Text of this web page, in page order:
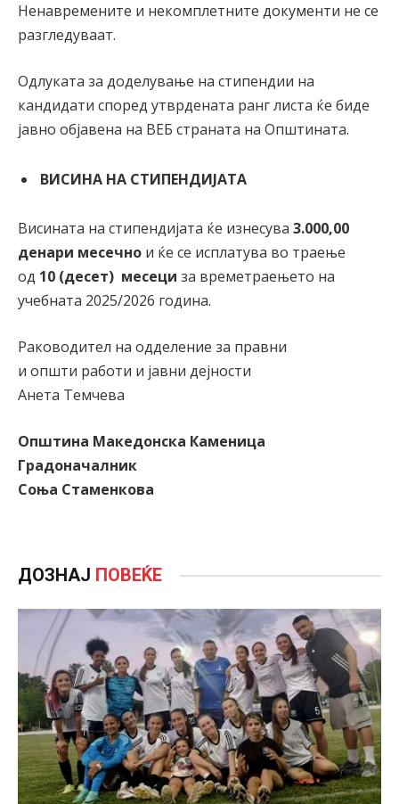
Ненавремените и некомплетните документи не се
разгледуваат.
Одлуката за доделување на стипендии на
кандидати според утврдената ранг листа ќе биде
јавно објавена на ВЕБ страната на Општината.
ВИСИНА НА СТИПЕНДИЈАТА
Висината на стипендијата ќе изнесува 3.000,00
денари месечно и ќе се исплатува во траење
од 10 (десет) месеци за времетраењето на
учебната 2025/2026 година.
Раководител на одделение за правни
и општи работи и јавни дејности
Анета Темчева
Општина Македонска Каменица
Градоначалник
Соња Стаменкова
ДОЗНАЈ ПОВЕЌЕ